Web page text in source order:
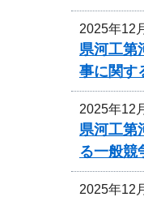
2025年12
県河工第
事に関す
2025年12
県河工第
る一般競
2025年12